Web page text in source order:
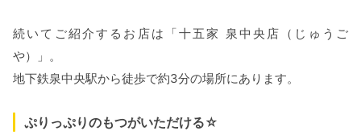
続いてご紹介するお店は「十五家 泉中央店（じゅうご
や）」。
地下鉄泉中央駅から徒歩で約3分の場所にあります。
ぷりっぷりのもつがいただける☆